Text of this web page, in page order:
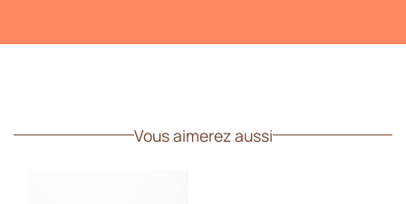
Vous aimerez aussi